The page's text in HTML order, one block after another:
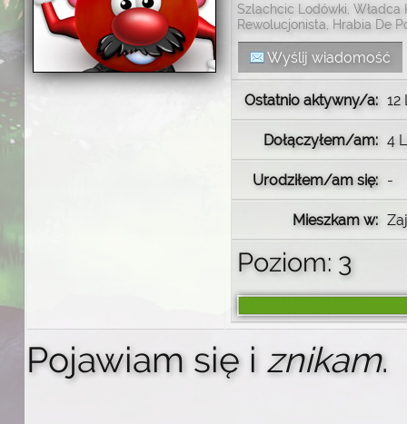
Szlachcic Lodówki,
Rewolucjonista, Hrabia De
Wyślij wiadomość
Ostatnio aktywny/a: 12
Dołączyłem/am: 4
Urodziłem/am się: -
Mieszkam w:
Poziom: 3
Pojawiam się i znikam.